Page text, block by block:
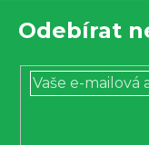
Odebírat